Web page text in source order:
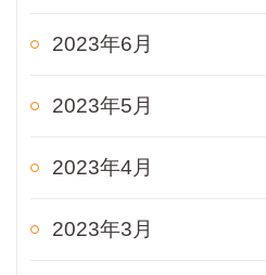
2023年6月
2023年5月
2023年4月
2023年3月